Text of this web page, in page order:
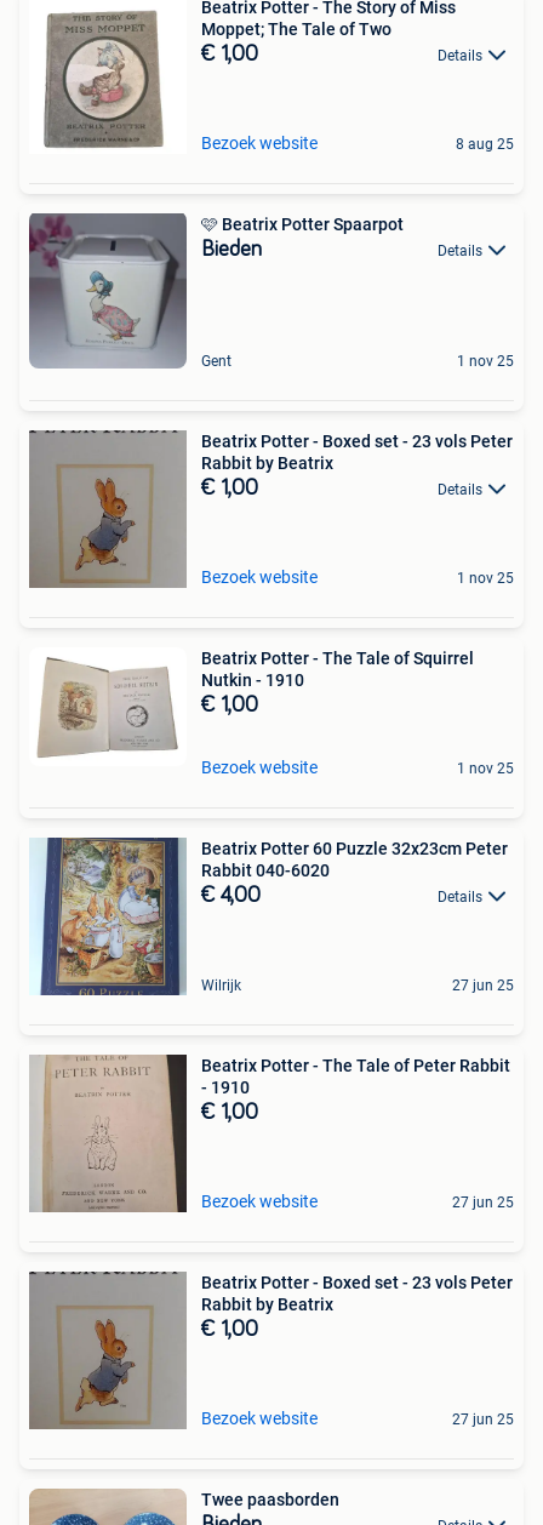
Beatrix Potter - The Story of Miss
Moppet; The Tale of Two
€ 1,00 Details
Bezoek website 8 aug 25
🩷 Beatrix Potter Spaarpot
Bieden Details
Gent 1 nov 25
Beatrix Potter - Boxed set - 23 vols Peter
Rabbit by Beatrix
€ 1,00 Details
Bezoek website 1 nov 25
Beatrix Potter - The Tale of Squirrel
Nutkin - 1910
€ 1,00
Bezoek website 1 nov 25
Beatrix Potter 60 Puzzle 32x23cm Peter
Rabbit 040-6020
€ 4,00 Details
Wilrijk 27 jun 25
Beatrix Potter - The Tale of Peter Rabbit
- 1910
€ 1,00
Bezoek website 27 jun 25
Beatrix Potter - Boxed set - 23 vols Peter
Rabbit by Beatrix
€ 1,00
Bezoek website 27 jun 25
Twee paasborden